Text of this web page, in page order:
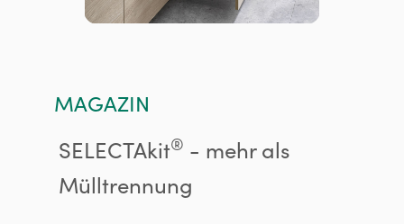
MAGAZIN
SELECTAkit® - mehr als
Mülltrennung